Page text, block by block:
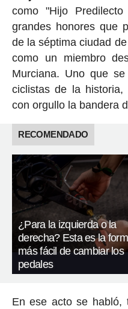
como "Hijo
grandes honores que
de la séptima ciudad
como un miembro
Murciana. Uno que
ciclistas de la
con orgullo la bandera
RECOMENDADO
¿Para la izquierda o la
derecha? Esta es la
más fácil de cambiar los
pedales
En ese acto se habló,